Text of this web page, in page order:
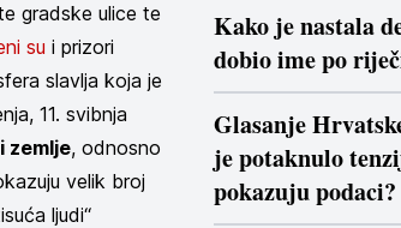
gradske ulice te
su i prizori
slavlja koja je
11. svibnja
zemlje, odnosno
velik broj
ljudi“
Kako je nastala
dobio ime po
Glasanje
je potaknulo
pokazuju podaci?